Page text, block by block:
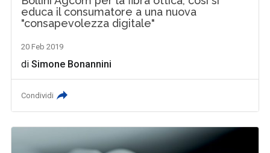
educa il consumatore a una nuova
"consapevolezza digitale"
20 Feb 2019
diSimone Bonannini
Condividi